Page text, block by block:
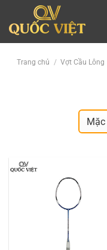
nội
dung
Trang chủ / Vợt Cầu Lông